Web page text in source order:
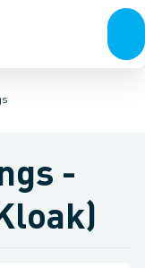
Køl
Anlægsrør & fittings
-